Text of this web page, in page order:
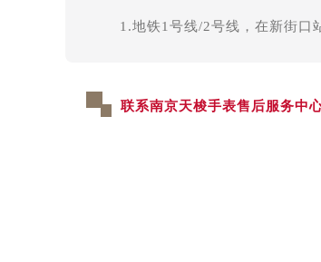
1.地铁1号线/2号线，在新街口
联系南京天梭手表售后服务中